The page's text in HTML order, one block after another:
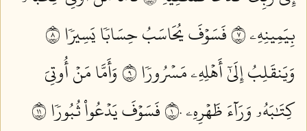
بِيَمِينِهِۦ ٧
فَسَوۡفَ يُحَاسَبُ حِسَابٗا يَسِيرٗا ٨
وَيَنقَلِبُ إِلَىٰٓ أَهۡلِهِۦ مَسۡرُورٗا ٩
وَأَمَّا مَنۡ أُوتِيَ
كِتَٰبَهُۥ وَرَآءَ ظَهۡرِهِۦ ١٠
فَسَوۡفَ يَدۡعُواْ ثُبُورٗا ١١